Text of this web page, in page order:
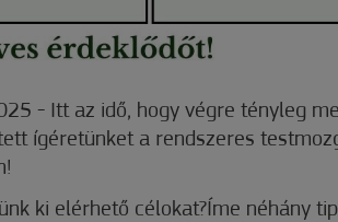
- Itt az idő, hogy végre tényleg
ígéretünket a rendszeres
ki elérhető célokat?Íme néhány